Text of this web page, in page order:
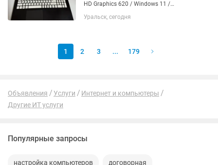
HD Graphics 620 / Windows 11 /
НАСТРОЕН И ГОТОВ! УРАЛЬСК АКСАЙ
Уральск, сегодня
1 2 3 ... 179
Объявления Услуги
Интернет и компьютеры
Другие ИТ услуги
Популярные запросы
настройка компьютеров договорная